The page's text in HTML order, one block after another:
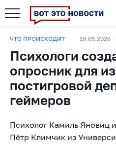
ЧТО ПРОИСХОДИТ 19.05.2026
Психологи
опросник для
постигровой
геймеров
Психолог Камиль Яновиц
Пётр Климчик из